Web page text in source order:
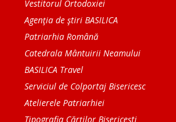
Vestitorul Ortodoxiei
Agenţia de ştiri BASILICA
Patriarhia Română
Catedrala Mântuirii Neamului
BASILICA Travel
Serviciul de Colportaj Bisericesc
Atelierele Patriarhiei
Tipografia Cărţilor Bisericeşti